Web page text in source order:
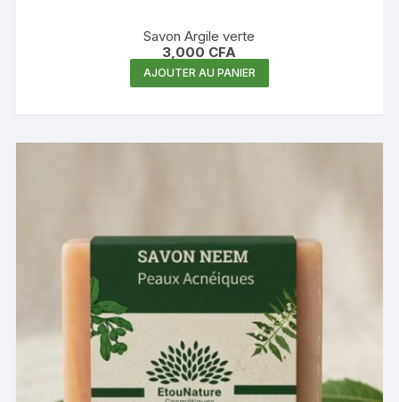
Savon Argile verte
3,000 CFA
AJOUTER AU PANIER